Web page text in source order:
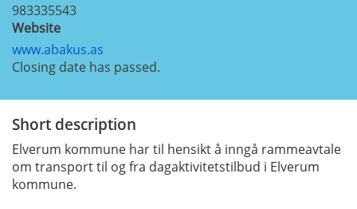
983335543
Website
www.abakus.as
Closing date has passed.
Short description
Elverum kommune har til hensikt å inngå rammeavtale
om transport til og fra dagaktivitetstilbud i Elverum
kommune.